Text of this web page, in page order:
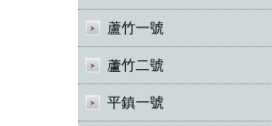
蘆竹一號
蘆竹二號
平鎮一號